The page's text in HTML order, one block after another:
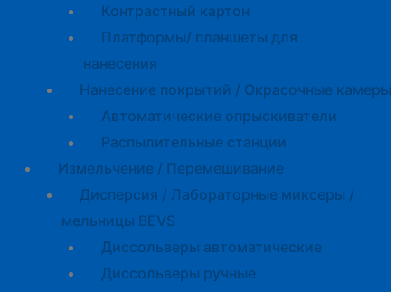
Контрастный картон
Платформы/ планшеты для
нанесения
Нанесение покрытий / Окрасочные камеры
Автоматические опрыскиватели
Распылительные станции
Измельчение / Перемешивание
Дисперсия / Лабораторные миксеры /
мельницы BEVS
Диссольверы автоматические
Диссольверы ручные